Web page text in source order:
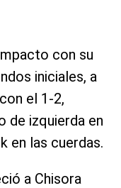
con su
iniciales, a
el 1-2,
de izquierda en
en las cuerdas.
a Chisora